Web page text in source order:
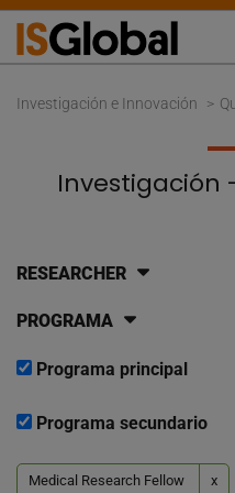
Investigación e Innovación
Investigación
RESEARCHER
PROGRAMA
Programa principal
Programa secundario
Medical Research Fellow x